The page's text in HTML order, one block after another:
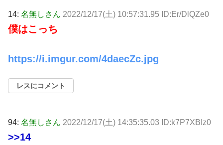
14: 名無しさん 2022/12/17(土) 10:57:31.95 ID:Er/DlQZe0
僕はこっち
https://i.imgur.com/4daecZc.jpg
レスにコメント
94: 名無しさん 2022/12/17(土) 14:35:35.03 ID:k7P7XBIz0
>>14